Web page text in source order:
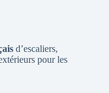
d’escaliers,
pour les